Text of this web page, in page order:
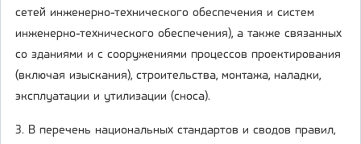
сетей инженерно-технического обеспечения и систем
инженерно-технического обеспечения), а также связанных
со зданиями и с сооружениями процессов проектирования
(включая изыскания), строительства, монтажа, наладки,
эксплуатации и утилизации (сноса).
3. В перечень национальных стандартов и сводов правил,